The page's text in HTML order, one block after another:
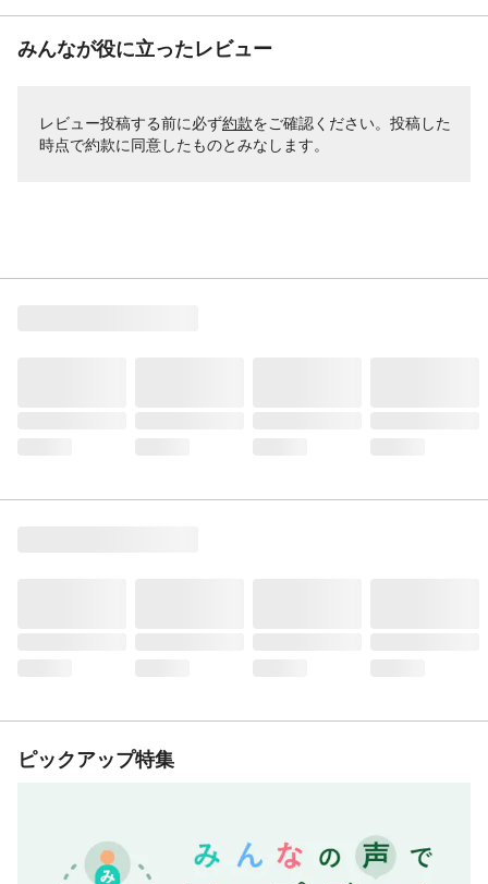
みんなが役に立ったレビュー
レビュー投稿する前に必ず約款をご確認ください。投稿した
時点で約款に同意したものとみなします。
ピックアップ特集